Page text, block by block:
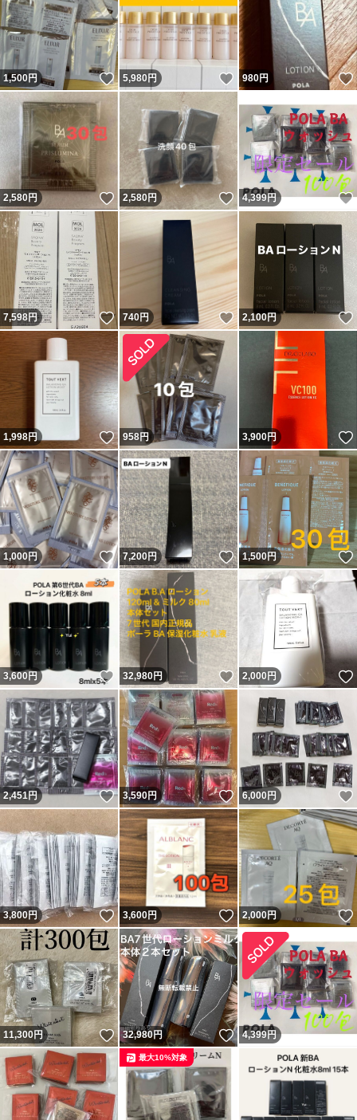
1,500円 いいね！
5,980円 いいね！
980円
2,580円 いいね！
2,580円 いいね！
4,399円
7,598円 いいね！
740円 いいね！
2,100円
1,998円 いいね！
958円 3,900円
1,000円 いいね！
7,200円 いいね！
1,500円
3,600 円 いいね！
32,980円 いいね！
2,000 円
2,451円 いいね！
3,590円 いいね！
6,000円
3,800円 いいね！
3,600円 いいね！
2,000円
11,300円 いいね！
32,980円 いいね！
4,399円
最大10%対象